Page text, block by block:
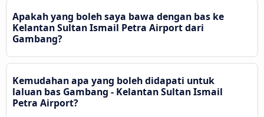
Apakah yang boleh saya bawa dengan bas ke
Kelantan Sultan Ismail Petra Airport dari
Gambang?
Kemudahan apa yang boleh didapati untuk
laluan bas Gambang - Kelantan Sultan Ismail
Petra Airport?